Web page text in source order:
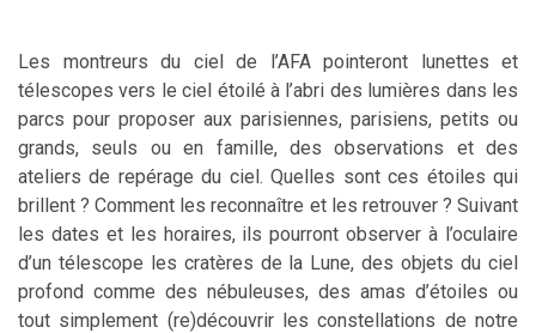
Les montreurs du ciel de l’AFA pointeront lunettes et
télescopes vers le ciel étoilé à l’abri des lumières dans les
parcs pour proposer aux parisiennes, parisiens, petits ou
grands, seuls ou en famille, des observations et des
ateliers de repérage du ciel. Quelles sont ces étoiles qui
brillent ? Comment les reconnaître et les retrouver ? Suivant
les dates et les horaires, ils pourront observer à l’oculaire
d’un télescope les cratères de la Lune, des objets du ciel
profond comme des nébuleuses, des amas d’étoiles ou
tout simplement (re)découvrir les constellations de notre